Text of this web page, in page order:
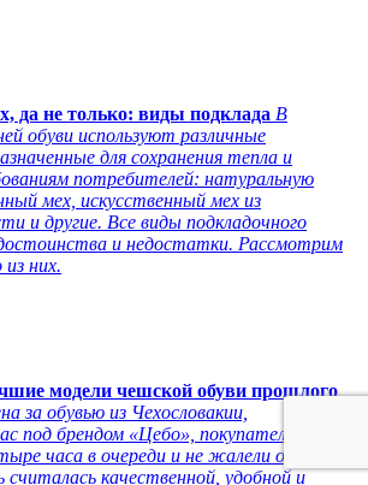
да не только: виды подклада В
обуви используют различные
для сохранения тепла и
потребителей: натуральную
мех, искусственный мех из
и другие. Все виды подкладочного
и недостатки. Рассмотрим
них.
модели чешской обуви прошлого
за обувью из Чехословакии,
под брендом «Цебо», покупатели
часа в очереди и не жалели об этом,
считалась качественной, удобной и